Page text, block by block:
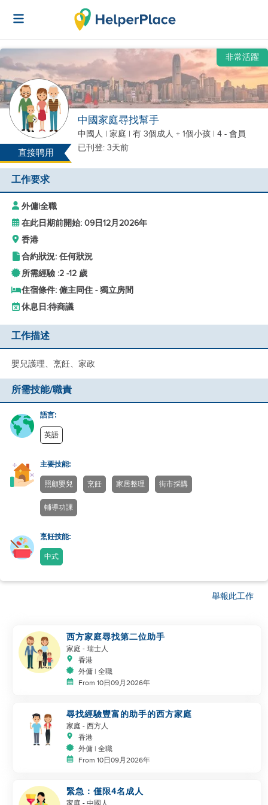
直接聘用
非常活躍
中國家庭尋找幫手
中國人 | 家庭 | 有 3個成人 + 1個小孩 | 4 - 會員
已刊登: 3天前
工作要求
外傭|全職
在此日期前開始: 09日12月2026年
香港
合約狀況: 任何狀況
所需經驗 :2 -12 歲
住宿條件: 僱主同住 - 獨立房間
休息日:待商議
工作描述
嬰兒護理、烹飪、家政
所需技能/職責
語言:
英語
主要技能:
照顧嬰兒 烹飪 家居整理 街市採購
輔導功課
烹飪技能:
中式
舉報此工作
西方家庭尋找第二位助手
家庭 - 瑞士人
香港
外傭 | 全職
From 10日09月2026年
尋找經驗豐富的助手的西方家庭
家庭 - 西方人
香港
外傭 | 全職
From 10日09月2026年
緊急：僅限4名成人